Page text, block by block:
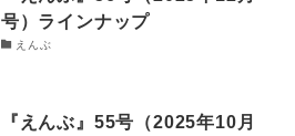
号）ラインナップ
えんぶ
『えんぶ』55号（2025年10月